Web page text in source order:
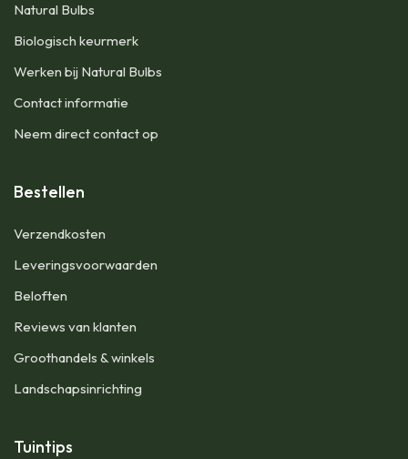
Natural Bulbs
Biologisch keurmerk
Werken bij Natural Bulbs
Contact informatie
Neem direct contact op
Bestellen
Verzendkosten
Leveringsvoorwaarden
Beloften
Reviews van klanten
Groothandels & winkels
Landschapsinrichting
Tuintips